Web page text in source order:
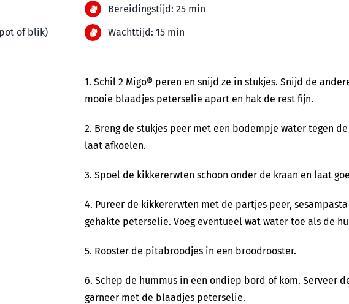
of blik)
Bereidingstijd: 25 min
Wachttijd: 15 min
1. Schil 2 Migo® peren en snijd ze in stukjes. Snijd de
mooie blaadjes peterselie apart en hak de rest fijn.
2. Breng de stukjes peer met een bodempje water tegen
laat afkoelen.
3. Spoel de kikkererwten schoon onder de kraan en laat
4. Pureer de kikkererwten met de partjes peer,
gehakte peterselie. Voeg eventueel wat water toe als de
5. Rooster de pitabroodjes in een broodrooster.
6. Schep de hummus in een ondiep bord of kom. Serveer
garneer met de blaadjes peterselie.